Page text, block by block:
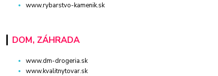
www.rybarstvo-kamenik.sk
DOM, ZÁHRADA
www.dm-drogeria.sk
www.kvalitnytovar.sk